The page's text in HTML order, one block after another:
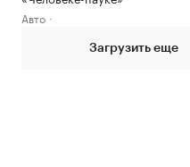
Авто
Загрузить еще